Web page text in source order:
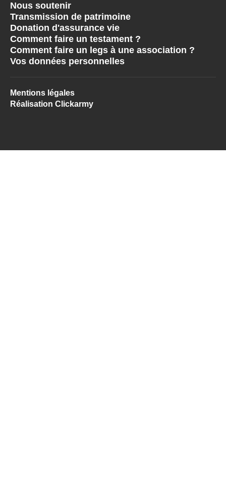
Nous soutenir
Transmission de patrimoine
Donation d'assurance vie
Comment faire un testament ?
Comment faire un legs à une association ?
Vos données personnelles
Mentions légales
Réalisation Clickarmy